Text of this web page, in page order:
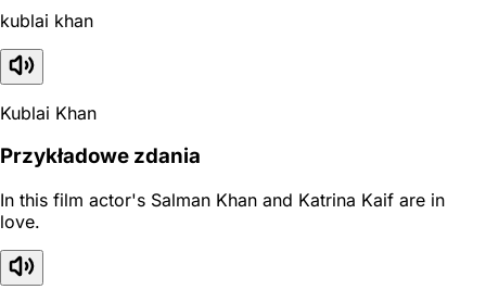
kublai khan
Kublai Khan
Przykładowe zdania
In this film actor's Salman Khan and Katrina Kaif are in
love.